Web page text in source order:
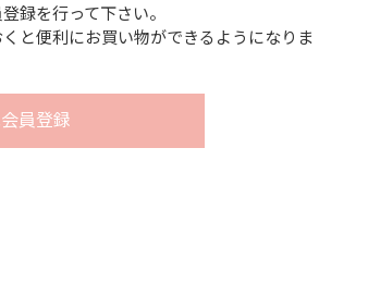
録を行って下さい。
と便利にお買い物ができるようになりま